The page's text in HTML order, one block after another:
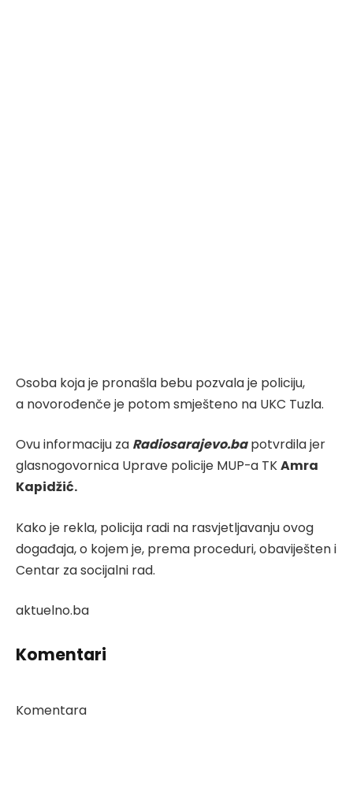
Osoba koja je pronašla bebu pozvala je policiju,
a novorođenče je potom smješteno na UKC Tuzla.
Ovu informaciju za Radiosarajevo.bapotvrdila jer
glasnogovornica Uprave policije MUP-a TKAmra
Kapidžić.
Kako je rekla, policija radi na rasvjetljavanju ovog
događaja, o kojem je, prema proceduri, obaviješten i
Centar za socijalni rad.
aktuelno.ba
Komentari
Komentara